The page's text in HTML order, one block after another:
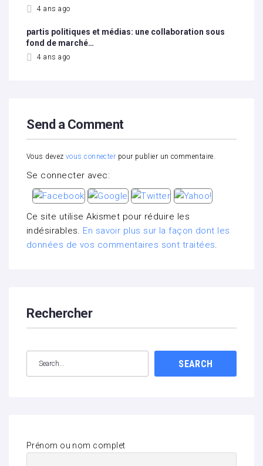
4 ans ago
partis politiques et médias: une collaboration sous
fond de marché…
4 ans ago
Send a Comment
Vous devez vous connecter pour publier un commentaire.
Se connecter avec:
Ce site utilise Akismet pour réduire les
indésirables. En savoir plus sur la façon dont les
données de vos commentaires sont traitées.
Rechercher
SEARCH
Prénom ou nom complet